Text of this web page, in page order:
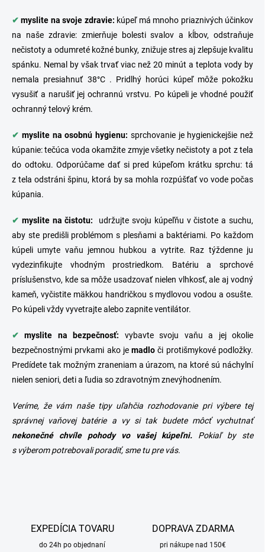
✔ myslite na svoje zdravie: kúpeľ má mnoho priaznivých účinkov
na naše zdravie: zmierňuje bolesti svalov a kĺbov, odstraňuje
nečistoty a odumreté kožné bunky, znižuje stres aj zlepšuje kvalitu
spánku. Nemal by však trvať viac než 20 minút a teplota vody by
nemala presiahnuť 38°C . Pridlhý horúci kúpeľ môže pokožku
vysušiť a narušiť jej ochrannú vrstvu. Po kúpeli je vhodné použiť
ochranný telový krém.
✔ myslite na osobnú hygienu: sprchovanie je hygienickejšie než
kúpanie: tečúca voda okamžite zmyje všetky nečistoty a pot z tela
do odtoku. Odporúčame dať si pred kúpeľom krátku sprchu: tá
z tela odstráni špinu, ktorá by sa mohla rozpúšťať vo vode počas
kúpania.
✔ myslite na čistotu: udržujte svoju kúpeľňu v čistote a suchu,
aby ste predišli problémom s plesňami a baktériami. Po každom
kúpeli umyte vaňu jemnou hubkou a vytrite. Raz týždenne ju
vydezinfikujte vhodným prostriedkom. Batériu a sprchové
príslušenstvo, kde sa môže usadzovať nielen vlhkosť, ale aj vodný
kameň, vyčistite mäkkou handričkou s mydlovou vodou a osušte.
Po kúpeli vždy vyvetrajte alebo zapnite ventilátor.
✔ myslite na bezpečnosť: vybavte svoju vaňu a jej okolie
bezpečnostnými prvkami ako jemadlo či protišmykové podložky.
Predídete tak možným zraneniam a úrazom, na ktoré sú náchylní
nielen seniori, deti a ľudia so zdravotným znevýhodnením.
Veríme, že vám naše tipy uľahčia rozhodovanie pri výbere tej
správnej vaňovej batériea vy si tak budete môcť vychutnať
nekonečné chvíle pohody vo vašej kúpeľni. Pokiaľ by ste
s výberom potrebovali poradiť, sme tu pre vás.
EXPEDÍCIA TOVARU
do 24h po objednaní
DOPRAVA ZDARMA
pri nákupe nad 150€